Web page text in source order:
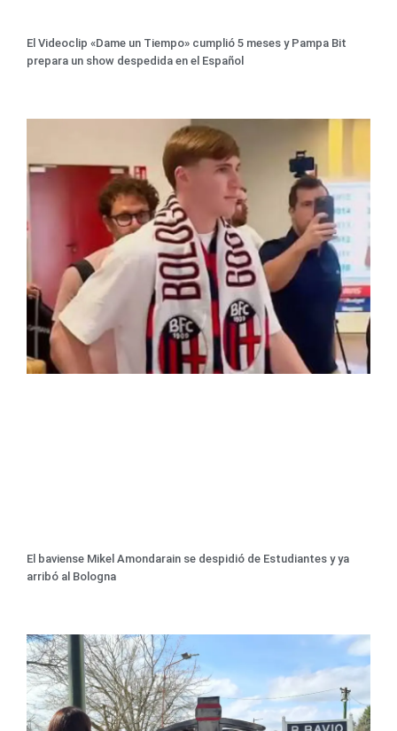
El Videoclip «Dame un Tiempo» cumplió 5 meses y Pampa Bit
prepara un show despedida en el Español
El baviense Mikel Amondarain se despidió de Estudiantes y ya
arribó al Bologna